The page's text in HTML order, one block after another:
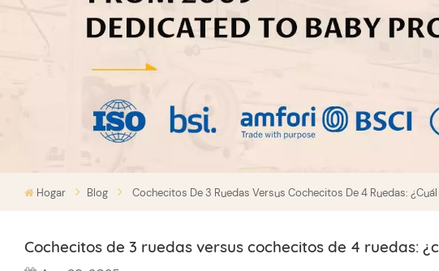
Hogar Blog Cochecitos De 3 Ruedas Versus Cochecitos De 4 Ruedas:
Cochecitos de 3 ruedas versus cochecitos de 4 ruedas: